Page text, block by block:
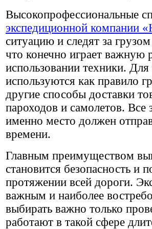
Высокопрофессиональные
экспедиционной компании
ситуацию и следят за
что конечно играет важную
использовании техники.
используются как правило
другие способы доставки
пароходов и самолетов. Все
именно место должен
времени.
Главным преимуществом
становится безопасность и
протяжении всей дороги.
важным и наиболее
выбирать важно только
работают в такой сфере